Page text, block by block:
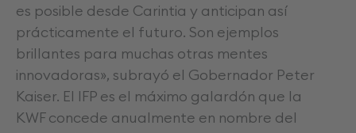
es posible desde Carintia y anticipan así
prácticamente el futuro. Son ejemplos
brillantes para muchas otras mentes
innovadoras», subrayó el Gobernador Peter
Kaiser. El IFP es el máximo galardón que la
KWF concede anualmente en nombre del